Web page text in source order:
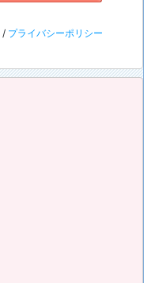
/ プライバシーポリシー